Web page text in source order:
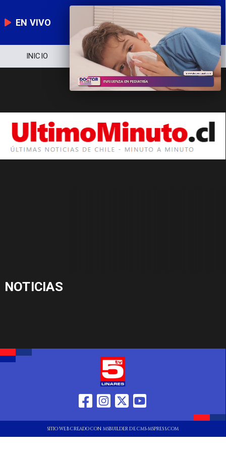
EN VIVO
INICIO NOTICIERO POLÍTICA
NOTICIAS
SITIO WEB CREADO CON MSBUILDER DE CMS-MSPRESS.COM